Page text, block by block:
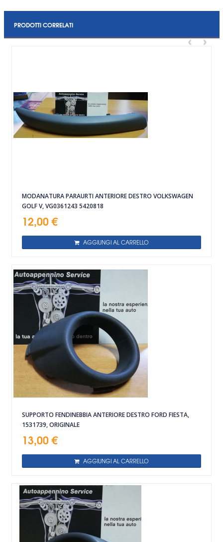
PRODOTTI CORRELATI
‹ ›
MODANATURA PARAURTI ANTERIORE DESTRO VOLKSWAGEN
GOLF V, VG0361243 5420818
12,00 €
AGGIUNGI AL CARRELLO
SUPPORTO FENDINEBBIA ANTERIORE DESTRO FORD FIESTA,
1531739, ORIGINALE
13,00 €
AGGIUNGI AL CARRELLO